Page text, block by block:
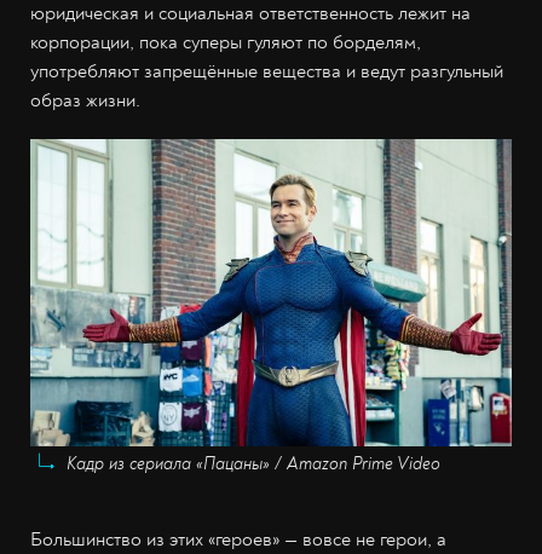
юридическая и социальная ответственность лежит на
корпорации, пока суперы гуляют по борделям,
употребляют запрещённые вещества и ведут разгульный
образ жизни.
Кадр из сериала «Пацаны» / Amazon Prime Video
Большинство из этих «героев» — вовсе не герои, а